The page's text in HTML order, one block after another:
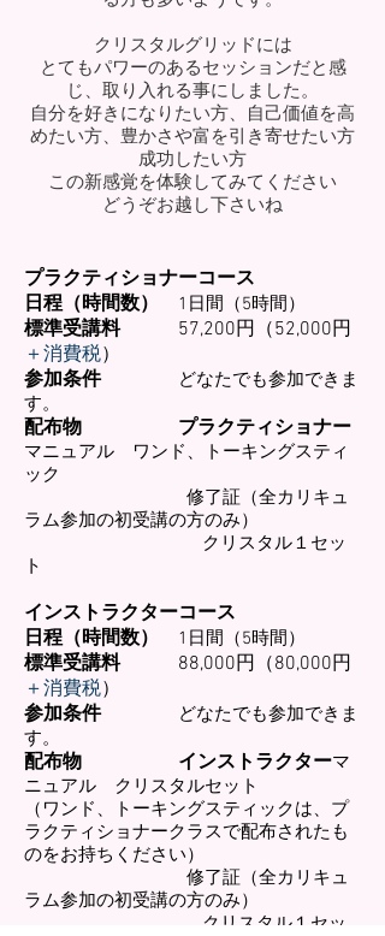
クリスタルグリッドには
とてもパワーのあるセッションだと感
じ、取り入れる事にしました。
自分を好きになりたい方、自己価値を高
めたい方、豊かさや富を引き寄せたい方
成功したい方
この新感覚を体験してみてください
どうぞお越し下さいね
プラクティショナーコース
日程（時間数）
1日間（5時間）
標準受講料 57,200円（52,000円
＋消費税）
参加条件
どなたでも参加できま
す。
配布物 プラクティショナー
マニュアル ワンド、トーキングスティ
ック
修了証（全カリキュ
ラム参加の初受講の方のみ）
クリスタル１セッ
ト
インストラクターコース
日程（時間数）
1日間（5時間）
標準受講料 88,000円（80,000円
＋消費税）
参加条件
どなたでも参加できま
す。
配布物 インストラクターマ
ニュアル クリスタルセット
（ワンド、トーキングスティックは、プ
ラクティショナークラスで配布されたも
のをお持ちください）
修了証（全カリキュ
ラム参加の初受講の方のみ）
クリスタル１セッ